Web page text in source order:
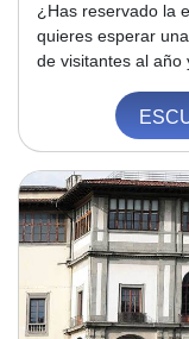
¿Has reservado la
quieres esperar
de visitantes al año